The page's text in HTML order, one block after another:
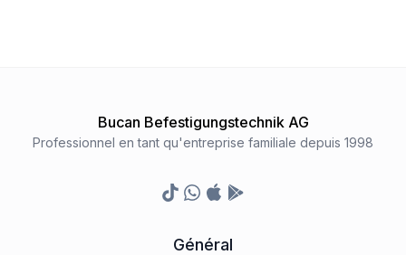
Bucan Befestigungstechnik AG
Professionnel en tant qu'entreprise familiale depuis 1998
TikTokWhatsapp
Appstore
Google Play Store
Général